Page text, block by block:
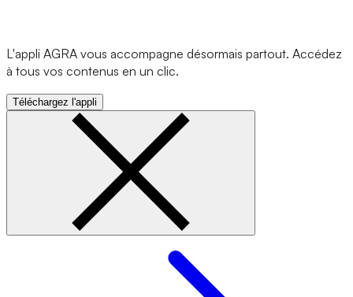
L'appli AGRA vous accompagne désormais partout. Accédez
à tous vos contenus en un clic.
Téléchargez l'appli